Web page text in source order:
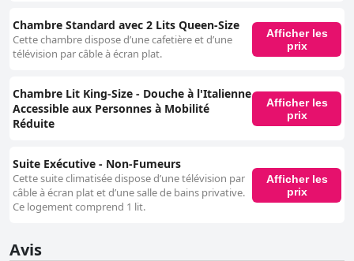
Chambre Standard avec 2 Lits Queen-Size
Cette chambre dispose d’une cafetière et d’une
télévision par câble à écran plat.
Afficher les
prix
Chambre Lit King-Size - Douche à l'Italienne
Accessible aux Personnes à Mobilité
Réduite
Afficher les
prix
Suite Exécutive - Non-Fumeurs
Cette suite climatisée dispose d’une télévision par
câble à écran plat et d’une salle de bains privative.
Ce logement comprend 1 lit.
Afficher les
prix
Avis